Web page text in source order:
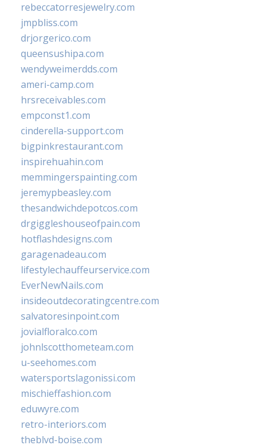
rebeccatorresjewelry.com
jmpbliss.com
drjorgerico.com
queensushipa.com
wendyweimerdds.com
ameri-camp.com
hrsreceivables.com
empconst1.com
cinderella-support.com
bigpinkrestaurant.com
inspirehuahin.com
memmingerspainting.com
jeremypbeasley.com
thesandwichdepotcos.com
drgiggleshouseofpain.com
hotflashdesigns.com
garagenadeau.com
lifestylechauffeurservice.com
EverNewNails.com
insideoutdecoratingcentre.com
salvatoresinpoint.com
jovialfloralco.com
johnlscotthometeam.com
u-seehomes.com
watersportslagonissi.com
mischieffashion.com
eduwyre.com
retro-interiors.com
theblvd-boise.com